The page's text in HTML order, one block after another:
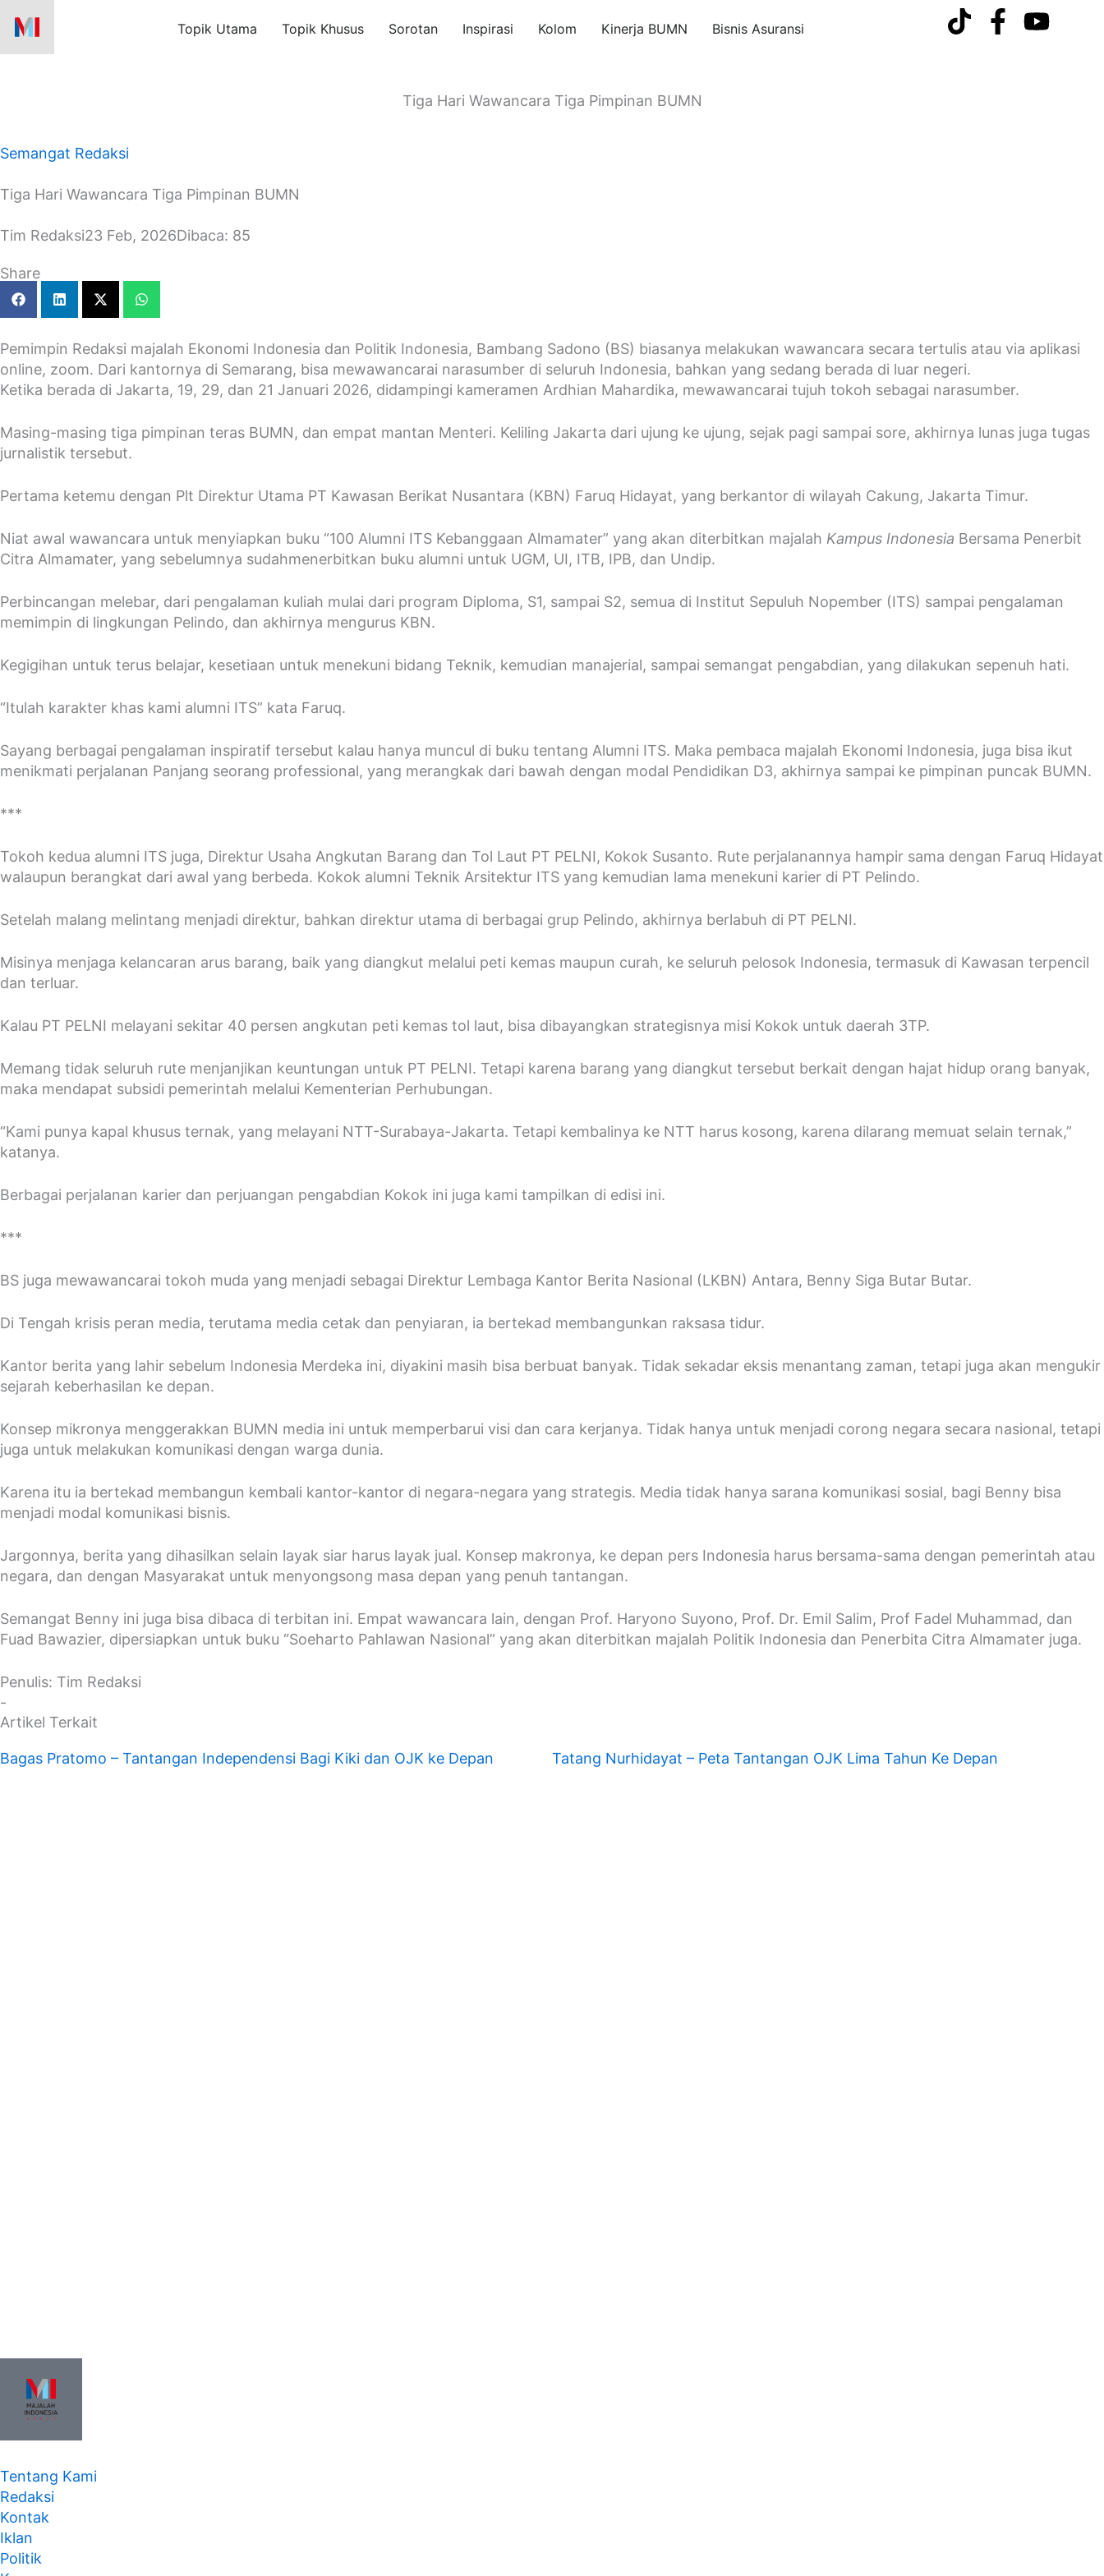
content
Topik Utama Topik Khusus Sorotan Inspirasi Kolom Kinerja BUMN Bisnis Asuransi
Tiga Hari Wawancara Tiga Pimpinan BUMN
Semangat Redaksi
Tiga Hari Wawancara Tiga Pimpinan BUMN
Tim Redaksi23 Feb, 2026Dibaca: 85
Share
Pemimpin Redaksi majalah Ekonomi Indonesia dan Politik Indonesia, Bambang Sadono (BS) biasanya melakukan wawancara secara tertulis atau via aplikasi
online, zoom. Dari kantornya di Semarang, bisa mewawancarai narasumber di seluruh Indonesia, bahkan yang sedang berada di luar negeri.
Ketika berada di Jakarta, 19, 29, dan 21 Januari 2026, didampingi kameramen Ardhian Mahardika, mewawancarai tujuh tokoh sebagai narasumber.
Masing-masing tiga pimpinan teras BUMN, dan empat mantan Menteri. Keliling Jakarta dari ujung ke ujung, sejak pagi sampai sore, akhirnya lunas juga tugas
jurnalistik tersebut.
Pertama ketemu dengan Plt Direktur Utama PT Kawasan Berikat Nusantara (KBN) Faruq Hidayat, yang berkantor di wilayah Cakung, Jakarta Timur.
Niat awal wawancara untuk menyiapkan buku “100 Alumni ITS Kebanggaan Almamater” yang akan diterbitkan majalah Kampus Indonesia Bersama Penerbit
Citra Almamater, yang sebelumnya sudahmenerbitkan buku alumni untuk UGM, UI, ITB, IPB, dan Undip.
Perbincangan melebar, dari pengalaman kuliah mulai dari program Diploma, S1, sampai S2, semua di Institut Sepuluh Nopember (ITS) sampai pengalaman
memimpin di lingkungan Pelindo, dan akhirnya mengurus KBN.
Kegigihan untuk terus belajar, kesetiaan untuk menekuni bidang Teknik, kemudian manajerial, sampai semangat pengabdian, yang dilakukan sepenuh hati.
“Itulah karakter khas kami alumni ITS” kata Faruq.
Sayang berbagai pengalaman inspiratif tersebut kalau hanya muncul di buku tentang Alumni ITS. Maka pembaca majalah Ekonomi Indonesia, juga bisa ikut
menikmati perjalanan Panjang seorang professional, yang merangkak dari bawah dengan modal Pendidikan D3, akhirnya sampai ke pimpinan puncak BUMN.
***
Tokoh kedua alumni ITS juga, Direktur Usaha Angkutan Barang dan Tol Laut PT PELNI, Kokok Susanto. Rute perjalanannya hampir sama dengan Faruq Hidayat
walaupun berangkat dari awal yang berbeda. Kokok alumni Teknik Arsitektur ITS yang kemudian lama menekuni karier di PT Pelindo.
Setelah malang melintang menjadi direktur, bahkan direktur utama di berbagai grup Pelindo, akhirnya berlabuh di PT PELNI.
Misinya menjaga kelancaran arus barang, baik yang diangkut melalui peti kemas maupun curah, ke seluruh pelosok Indonesia, termasuk di Kawasan terpencil
dan terluar.
Kalau PT PELNI melayani sekitar 40 persen angkutan peti kemas tol laut, bisa dibayangkan strategisnya misi Kokok untuk daerah 3TP.
Memang tidak seluruh rute menjanjikan keuntungan untuk PT PELNI. Tetapi karena barang yang diangkut tersebut berkait dengan hajat hidup orang banyak,
maka mendapat subsidi pemerintah melalui Kementerian Perhubungan.
“Kami punya kapal khusus ternak, yang melayani NTT-Surabaya-Jakarta. Tetapi kembalinya ke NTT harus kosong, karena dilarang memuat selain ternak,”
katanya.
Berbagai perjalanan karier dan perjuangan pengabdian Kokok ini juga kami tampilkan di edisi ini.
***
BS juga mewawancarai tokoh muda yang menjadi sebagai Direktur Lembaga Kantor Berita Nasional (LKBN) Antara, Benny Siga Butar Butar.
Di Tengah krisis peran media, terutama media cetak dan penyiaran, ia bertekad membangunkan raksasa tidur.
Kantor berita yang lahir sebelum Indonesia Merdeka ini, diyakini masih bisa berbuat banyak. Tidak sekadar eksis menantang zaman, tetapi juga akan mengukir
sejarah keberhasilan ke depan.
Konsep mikronya menggerakkan BUMN media ini untuk memperbarui visi dan cara kerjanya. Tidak hanya untuk menjadi corong negara secara nasional, tetapi
juga untuk melakukan komunikasi dengan warga dunia.
Karena itu ia bertekad membangun kembali kantor-kantor di negara-negara yang strategis. Media tidak hanya sarana komunikasi sosial, bagi Benny bisa
menjadi modal komunikasi bisnis.
Jargonnya, berita yang dihasilkan selain layak siar harus layak jual. Konsep makronya, ke depan pers Indonesia harus bersama-sama dengan pemerintah atau
negara, dan dengan Masyarakat untuk menyongsong masa depan yang penuh tantangan.
Semangat Benny ini juga bisa dibaca di terbitan ini. Empat wawancara lain, dengan Prof. Haryono Suyono, Prof. Dr. Emil Salim, Prof Fadel Muhammad, dan
Fuad Bawazier, dipersiapkan untuk buku “Soeharto Pahlawan Nasional” yang akan diterbitkan majalah Politik Indonesia dan Penerbita Citra Almamater juga.
Penulis: Tim Redaksi
-
Artikel Terkait
Bagas Pratomo – Tantangan Independensi Bagi Kiki dan OJK ke Depan Tatang Nurhidayat – Peta Tantangan OJK Lima Tahun Ke Depan
Tentang Kami
Redaksi
Kontak
Iklan
Politik